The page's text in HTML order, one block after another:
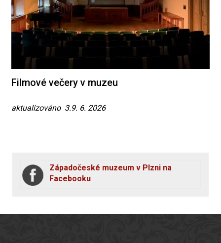
Filmové večery v muzeu
aktualizováno 3.9. 6. 2026
Západočeské muzeum v Plzni na
Facebooku